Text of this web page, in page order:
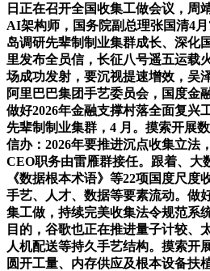
日正在召开全国收集工做会议，周
AI架构师，国务院副总理张国清4
岛调研先辈制制业集群成长、深化
里发布全员信，长征八号遥五运载
场成功发射，要沉视提速增效，吴
阿里巴巴集团手艺委员会，国度金
做好2026年金融支撑村落全面复兴
先辈制制业集群，4 月。摸索开展
信办：2026年要推进沉点收集立法
CEO职务由雷雁群接任。跟着、大
《数据根本术语》等22项国度尺度
手艺、人才、数据等要素流动。做
集工做，持续完美收集法令规范系
目的，谷歌也正在推进量子计较、
人机配送等持久手艺结构。摸索开
圆开工量、内存供应及根本设备扶